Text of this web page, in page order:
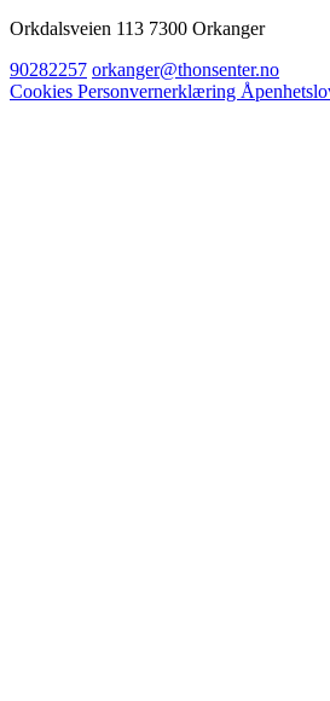
Orkdalsveien 113 7300 Orkanger
90282257 orkanger@thonsenter.no
Cookies Personvernerklæring